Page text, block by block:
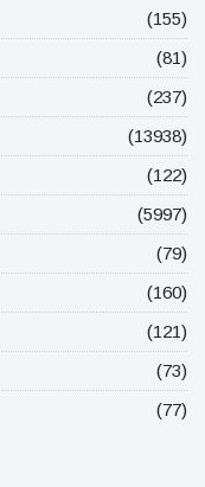
(155)
(81)
(237)
(13938)
(122)
(5997)
(79)
(160)
(121)
(73)
(77)